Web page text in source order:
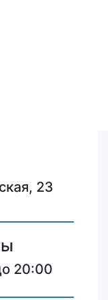
23
20:00